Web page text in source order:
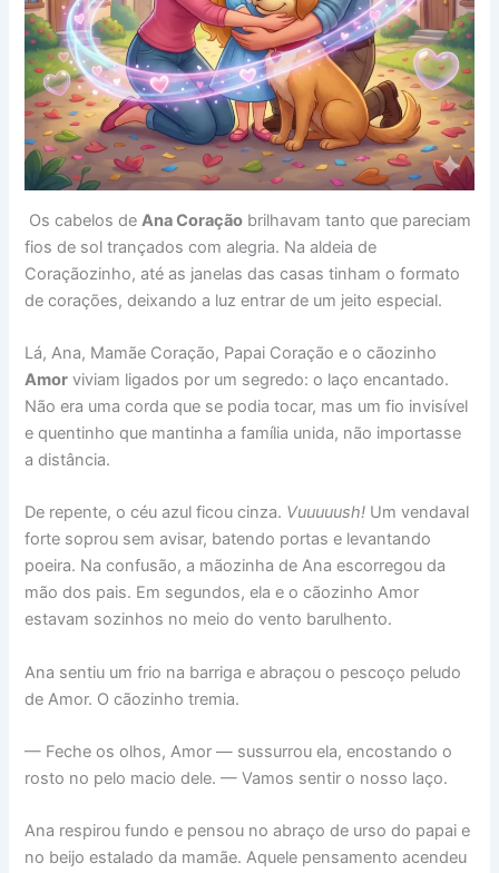
Os cabelos deAna Coração brilhavam tanto que pareciam
fios de sol trançados com alegria. Na aldeia de
Coraçãozinho, até as janelas das casas tinham o formato
de corações, deixando a luz entrar de um jeito especial.
Lá, Ana, Mamãe Coração, Papai Coração e o cãozinho
Amor viviam ligados por um segredo: o laço encantado.
Não era uma corda que se podia tocar, mas um fio invisível
e quentinho que mantinha a família unida, não importasse
a distância.
De repente, o céu azul ficou cinza. Vuuuuush! Um vendaval
forte soprou sem avisar, batendo portas e levantando
poeira. Na confusão, a mãozinha de Ana escorregou da
mão dos pais. Em segundos, ela e o cãozinho Amor
estavam sozinhos no meio do vento barulhento.
Ana sentiu um frio na barriga e abraçou o pescoço peludo
de Amor. O cãozinho tremia.
— Feche os olhos, Amor — sussurrou ela, encostando o
rosto no pelo macio dele. — Vamos sentir o nosso laço.
Ana respirou fundo e pensou no abraço de urso do papai e
no beijo estalado da mamãe. Aquele pensamento acendeu